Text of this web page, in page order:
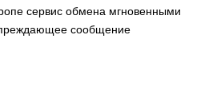
сервис обмена мгновенными
сообщение